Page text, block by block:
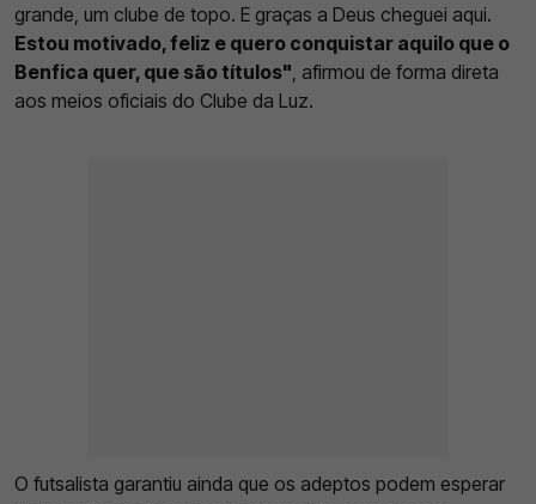
grande, um clube de topo. E graças a Deus cheguei aqui.
Estou motivado, feliz e quero conquistar aquilo que o
Benfica quer, que são títulos" , afirmou de forma direta
aos meios oficiais do Clube da Luz.
O futsalista garantiu ainda que os adeptos podem esperar